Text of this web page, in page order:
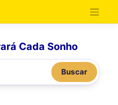
Cada Sonho
Buscar